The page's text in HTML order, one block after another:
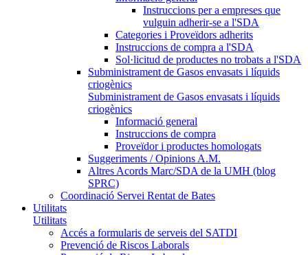
Instruccions per a empreses que
vulguin adherir-se a l'SDA
Categories i Proveïdors adherits
Instruccions de compra a l'SDA
Sol·licitud de productes no trobats a l'SDA
Subministrament de Gasos envasats i líquids
criogènics
Subministrament de Gasos envasats i líquids
criogènics
Informació general
Instruccions de compra
Proveïdor i productes homologats
Suggeriments / Opinions A.M.
Altres Acords Marc/SDA de la UMH (blog
SPRC)
Coordinació Servei Rentat de Bates
Utilitats
Utilitats
Accés a formularis de serveis del SATDI
Prevenció de Riscos Laborals